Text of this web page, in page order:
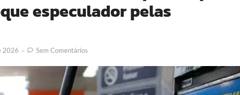
especulador pelas
2026 Sem Comentários